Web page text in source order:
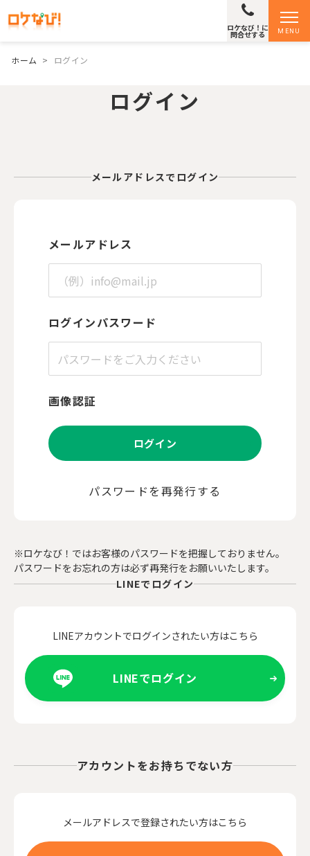
MENU
ロケなび！に
問合せする
ホーム > ログイン
ログイン
メールアドレスでログイン
メールアドレス
ログインパスワード
画像認証
ログイン
パスワードを再発行する
※ロケなび！ではお客様のパスワードを把握しておりません。
パスワードをお忘れの方は必ず再発行をお願いいたします。
LINEでログイン
LINEアカウントでログインされたい方はこちら
LINEでログイン
アカウントをお持ちでない方
メールアドレスで登録されたい方はこちら